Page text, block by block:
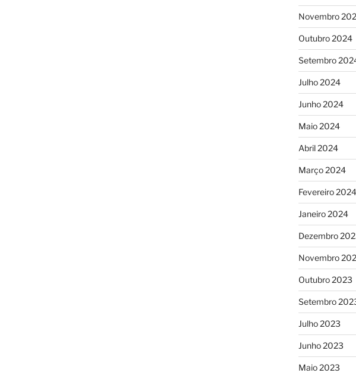
Novembro
Outubro 2024
Setembro
Julho 2024
Junho 2024
Maio 2024
Abril 2024
Março 2024
Fevereiro 2024
Janeiro 2024
Dezembro
Novembro
Outubro 2023
Setembro
Julho 2023
Junho 2023
Maio 2023